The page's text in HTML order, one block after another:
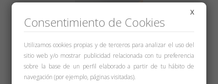
X
Consentimiento de Cookies
Utilizamos cookies propias y de terceros para analizar el uso del
sitio web y/o mostrar publicidad relacionada con tu preferencia
sobre la base de un perfil elaborado a partir de tu hábito de
navegación (por ejemplo, páginas visitadas).